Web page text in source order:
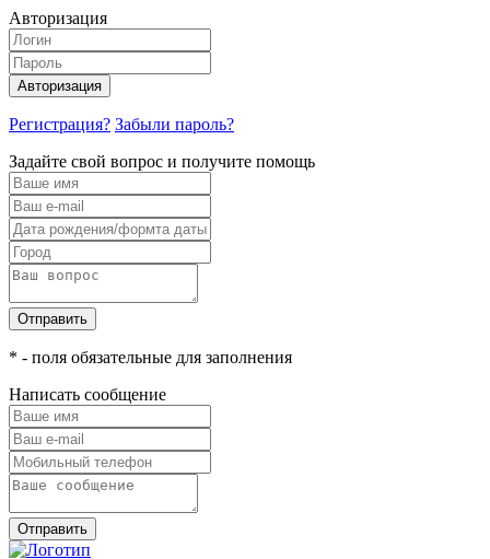
Авторизация
Авторизация
Регистрация? Забыли пароль?
Задайте свой вопрос и получите помощь
Отправить
* - поля обязательные для заполнения
Написать сообщение
Отправить